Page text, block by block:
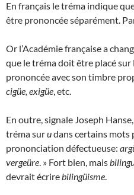
En français le tréma indique
être prononcée séparément.
Or l’Académie française a
que le tréma doit être placé
prononcée avec son timbre
cigüe, exigüe, etc.
En outre, signale Joseph
tréma surudans certains
prononciation défectueuse:
vergeüre. » Fort bien, mais
devrait écrirebilingüisme.